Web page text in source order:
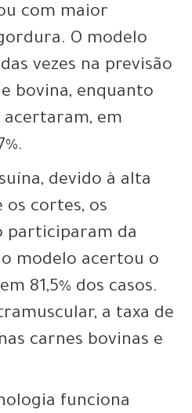
com maior
O modelo
vezes na previsão
bovina, enquanto
acertaram, em
devido à alta
cortes, os
participaram da
modelo acertou o
81,5% dos casos.
a taxa de
carnes bovinas e
funciona